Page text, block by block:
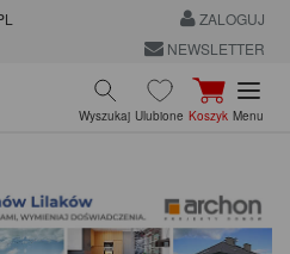
ZALOGUJ
NEWSLETTER
Wyszukaj Ulubione Koszyk Menu